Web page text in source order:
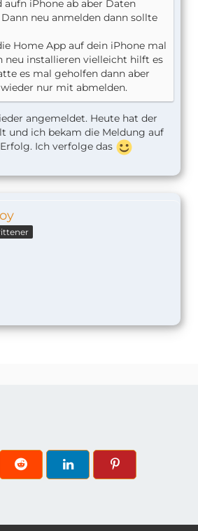
aufn iPhone ab aber Daten
neu anmelden dann sollte
Home App auf dein iPhone mal
neu installieren vielleicht hilft es
es mal geholfen dann aber
nur mit abmelden.
angemeldet. Heute hat der
und ich bekam die Meldung auf
Ich verfolge das